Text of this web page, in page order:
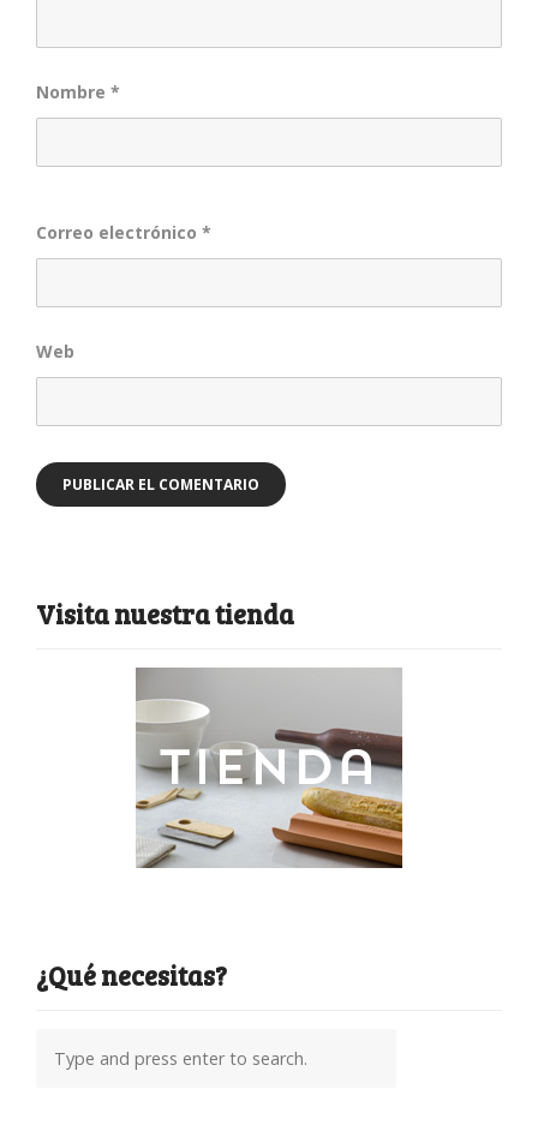
Nombre *
Correo electrónico *
Web
Visita nuestra tienda
¿Qué necesitas?